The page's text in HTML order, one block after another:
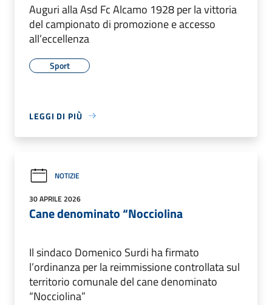
Auguri alla Asd Fc Alcamo 1928 per la vittoria
del campionato di promozione e accesso
all’eccellenza
Sport
LEGGI DI PIÙ
NOTIZIE
30 APRILE 2026
Cane denominato “Nocciolina
Il sindaco Domenico Surdi ha firmato
l’ordinanza per la reimmissione controllata sul
territorio comunale del cane denominato
“Nocciolina”